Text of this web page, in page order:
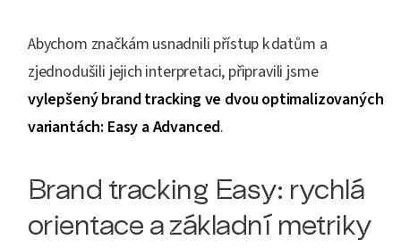
Abychom značkám usnadnili přístup k datům a
zjednodušili jejich interpretaci, připravili jsme
vylepšený brand tracking ve dvou optimalizovaných
variantách: Easy a Advanced.
Brand tracking Easy: rychlá
orientace a základní metriky